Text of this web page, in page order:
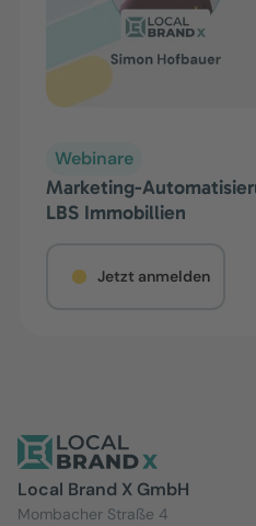
Webinare
Marketing-
LBS Immobillien
Jetzt anmelden
Local Brand X GmbH
Mombacher Straße 4